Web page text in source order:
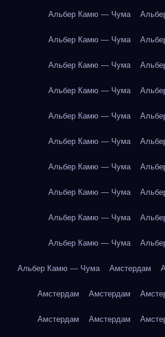
Альбер Камю — Чума
Альбер Камю — Чума
Альбер Камю — Чума
Альбер Камю — Чума
Альбер Камю — Чума
Альбер Камю — Чума
Альбер Камю — Чума
Альбер Камю — Чума
Альбер Камю — Чума
Альбер Камю — Чума
Альбер Камю — Чума Амстердам
Амстердам Амстердам
Амстердам Амстердам